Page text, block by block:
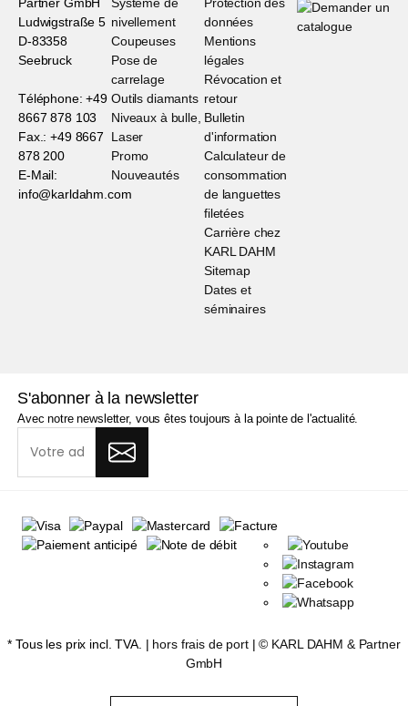
Ludwigstraße 5
D-83358
Seebruck
Téléphone: +49
8667 878 103
Fax.: +49 8667
878 200
E-Mail:
info@karldahm.com
nivellement
Coupeuses
Pose de
carrelage
Outils diamants
Niveaux à bulle,
Laser
Promo
Nouveautés
données
Mentions
légales
Révocation et
retour
Bulletin
d'information
Calculateur de
consommation
de languettes
filetées
Carrière chez
KARL DAHM
Sitemap
Dates et
séminaires
S'abonner à la newsletter
Avec notre newsletter, vous êtes toujours à la pointe de l'actualité.
* Tous les prix incl. TVA. | hors frais de port| © KARL DAHM & Partner
GmbH